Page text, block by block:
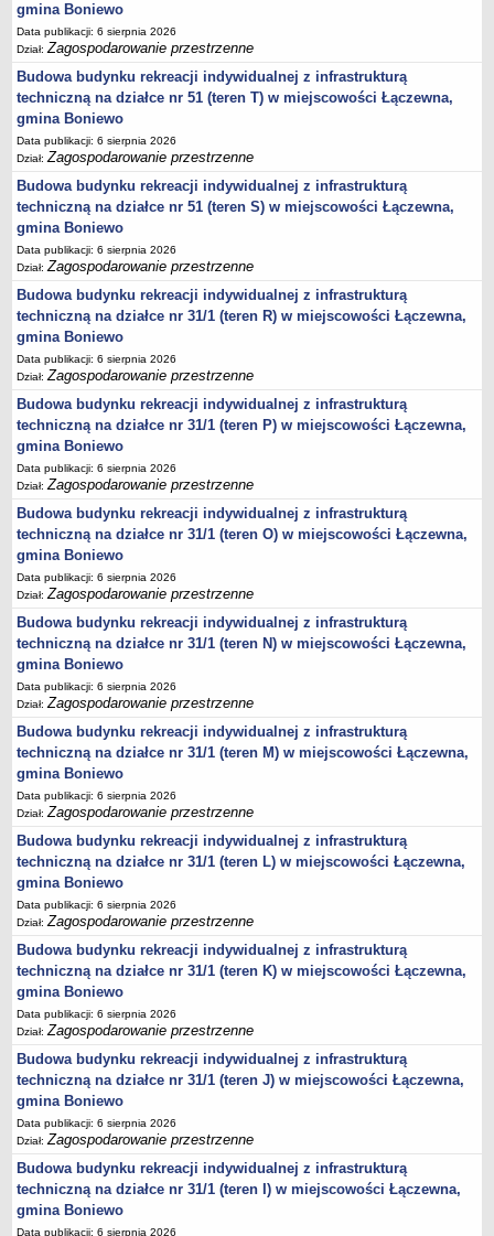
Gminna komisja Profilaktyki i Rozwiązywania Problemów
alkoholowych
Strategia Rozwiązywania Problemów Społecznych
Strategia Rozwoju Turystycznego Gminy Boniewo
Program współpracy z organizacjami pozarządowymi
Program profilaktyki i rozwiązywania problemów alkoholowych
Lokalny program rozwoju Gminy Boniewo na lata 2012-2020
PROGRAM USUWANIA AZBESTU I WYROBÓW
ZAWIERAJĄCYCH AZBEST DLA GMINY BONIEWO NA LATA
2013-2032
regulaminu utrzymania czystości i porządku na terenie Gminy
Boniewo
Plan Gospodarki Niskoemisyjnej dla Gminy Boniewo
GMINNY PROGRAM PRZECIWDZIAŁANIA PRZEMOCY W
RODZINIE ORAZ OCHRONY OFIAR PRZEMOCY W RODZINIE
Wieloletni program gospodarowania mieszkaniowym zasobem
Gminy Boniewo
Gminy Boniewo
PROGRAM OSŁONOWY W ZAKRESIE DOŻYWIANIA POSIŁEK W
SZKOLE I W DOMU
Programu opieki nad zwierzętami bezdomnymi oraz zapobiegania
bezdomności zwierząt na terenie Gminy Boniewo
Gminny Program Opieki Nad Zabytkami Gminy Boniewo na lata
2023 - 2026
Program profilaktyki i wczesnego wykrywania osteoporozy wśród
Gminny Program Wspierania Rodziny dla Gminy Boniewo na lata
2024-2026
DRUKI
OŚWIADCZENIA MAJĄTKOWE
Oświadczenia majątkowe za 2025 rok
Kadencja 2024-2029
kadencja 2018-2023 - upływ kadencji rok 2024
oświadczenia mjątkowe Dyrektora Gminnej Biblioteki Publicznej
Objęcie funkcji Kierownika USC
Objęcie stanowiska Zastępcy Wójta Gminy
Oświadczenia majątkowe za 2023 rok
Oświadczenia majątkowe za 2022 rok
Oświadczenia majątkowe za 2021
Zakończenie pełnienia funkcji Dyrektora Zespołu Szkół w Boniewie
Objęcie funkcji Dyrektora Zespołu Szkół w Boniewie
Prezes SIM KZN KUJAWY
Kierownik Klubu Dziecięcego w Boniewie
KONTROLE
Zewnętrzne
gmina Boniewo
Data publikacji: 6 sierpnia 2026
Dział:Zagospodarowanie przestrzenne
Budowa budynku rekreacji indywidualnej z infrastrukturą
techniczną na działce nr 51 (teren T) w miejscowości Łączewna,
gmina Boniewo
Data publikacji: 6 sierpnia 2026
Dział:Zagospodarowanie przestrzenne
Budowa budynku rekreacji indywidualnej z infrastrukturą
techniczną na działce nr 51 (teren S) w miejscowości Łączewna,
gmina Boniewo
Data publikacji: 6 sierpnia 2026
Dział:Zagospodarowanie przestrzenne
Budowa budynku rekreacji indywidualnej z infrastrukturą
techniczną na działce nr 31/1 (teren R) w miejscowości Łączewna,
gmina Boniewo
Data publikacji: 6 sierpnia 2026
Dział:Zagospodarowanie przestrzenne
Budowa budynku rekreacji indywidualnej z infrastrukturą
techniczną na działce nr 31/1 (teren P) w miejscowości Łączewna,
gmina Boniewo
Data publikacji: 6 sierpnia 2026
Dział:Zagospodarowanie przestrzenne
Budowa budynku rekreacji indywidualnej z infrastrukturą
techniczną na działce nr 31/1 (teren O) w miejscowości Łączewna,
gmina Boniewo
Data publikacji: 6 sierpnia 2026
Dział:Zagospodarowanie przestrzenne
Budowa budynku rekreacji indywidualnej z infrastrukturą
techniczną na działce nr 31/1 (teren N) w miejscowości Łączewna,
gmina Boniewo
Data publikacji: 6 sierpnia 2026
Dział:Zagospodarowanie przestrzenne
Budowa budynku rekreacji indywidualnej z infrastrukturą
techniczną na działce nr 31/1 (teren M) w miejscowości Łączewna,
gmina Boniewo
Data publikacji: 6 sierpnia 2026
Dział:Zagospodarowanie przestrzenne
Budowa budynku rekreacji indywidualnej z infrastrukturą
techniczną na działce nr 31/1 (teren L) w miejscowości Łączewna,
gmina Boniewo
Data publikacji: 6 sierpnia 2026
Dział:Zagospodarowanie przestrzenne
Budowa budynku rekreacji indywidualnej z infrastrukturą
techniczną na działce nr 31/1 (teren K) w miejscowości Łączewna,
gmina Boniewo
Data publikacji: 6 sierpnia 2026
Dział:Zagospodarowanie przestrzenne
Budowa budynku rekreacji indywidualnej z infrastrukturą
techniczną na działce nr 31/1 (teren J) w miejscowości Łączewna,
gmina Boniewo
Data publikacji: 6 sierpnia 2026
Dział:Zagospodarowanie przestrzenne
Budowa budynku rekreacji indywidualnej z infrastrukturą
techniczną na działce nr 31/1 (teren I) w miejscowości Łączewna,
gmina Boniewo
Data publikacji: 6 sierpnia 2026